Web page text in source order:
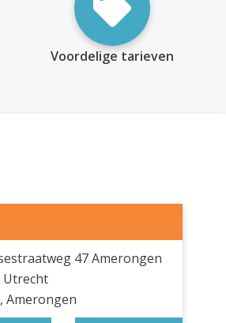
Voordelige tarieven
47 Amerongen
Utrecht
Amerongen